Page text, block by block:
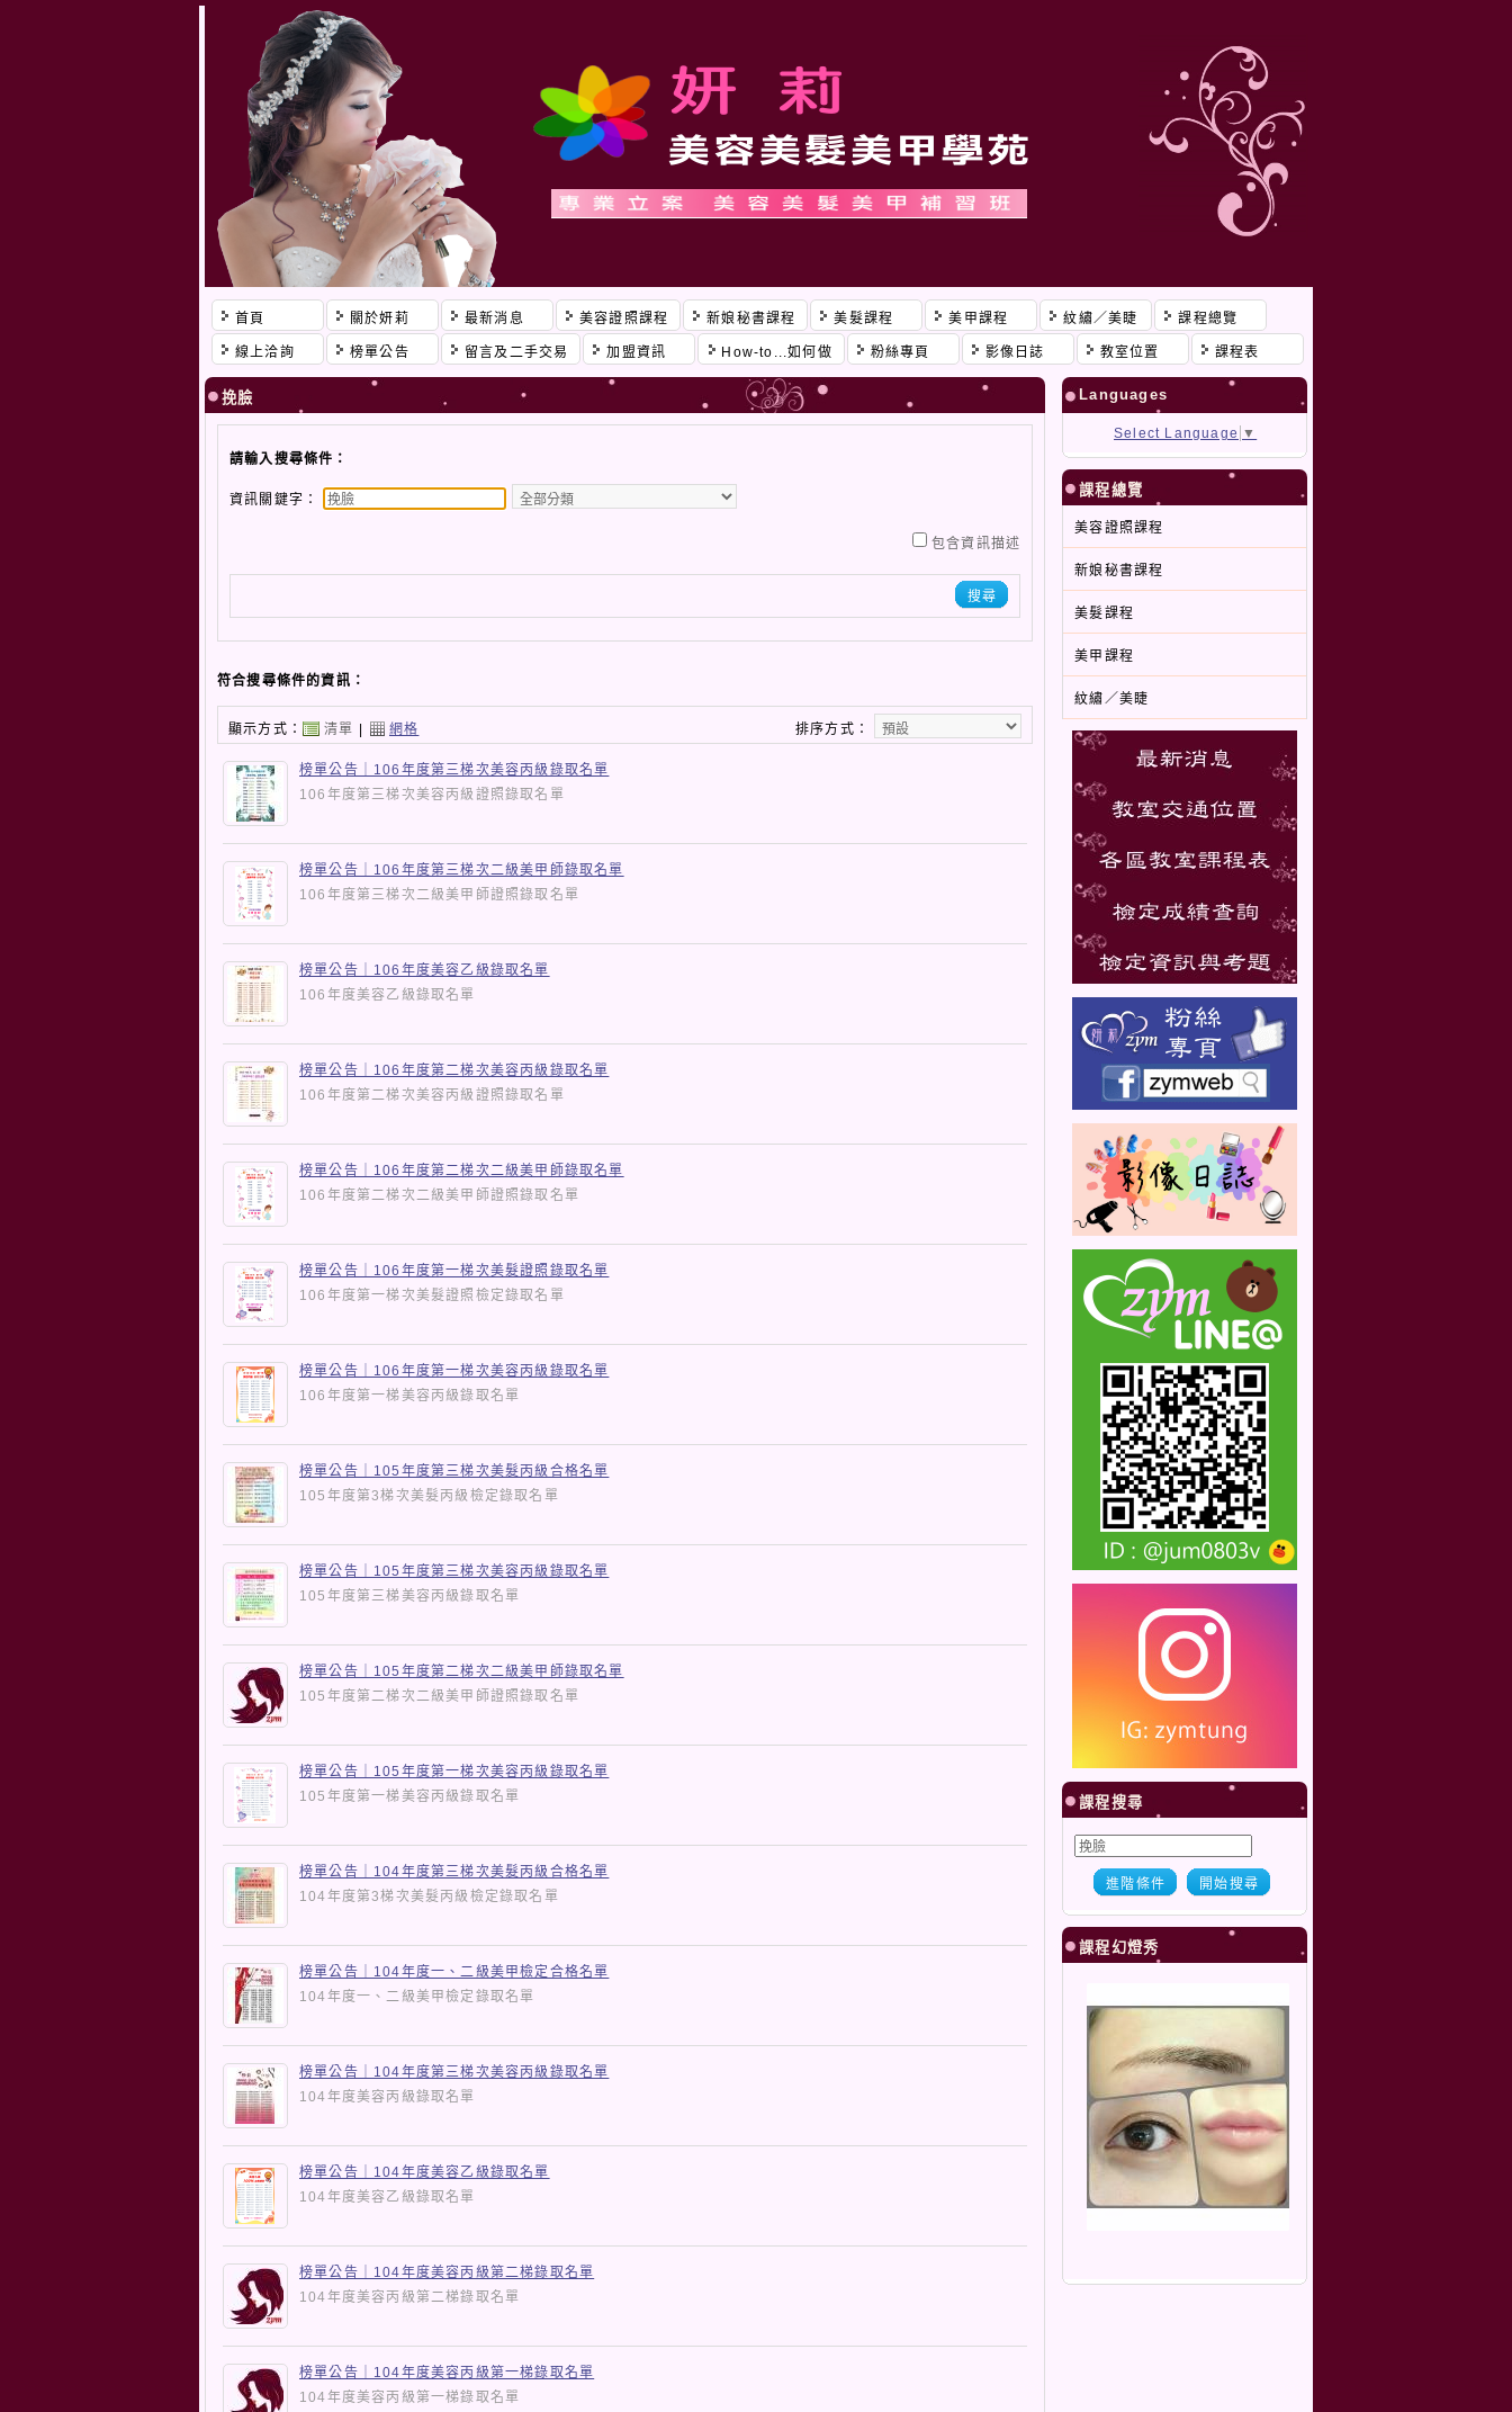
首頁 關於妍莉 最新消息 美容證照課程 新娘秘書課程 美髮課程 美甲課程 紋繡／美睫 課程總覽
線上洽詢 榜單公告 留言及二手交易 加盟資訊 How-to...如何做 粉絲專頁 影像日誌 教室位置 課程表
Languages
Select Language ▼
課程總覽
美容證照課程
新娘秘書課程
美髮課程
美甲課程
紋繡／美睫
課程搜尋
進階條件 開始搜尋
課程幻燈秀
挽臉
請輸入搜尋條件：
資訊關鍵字：
包含資訊描述
搜尋
符合搜尋條件的資訊：
顯示方式： 清單 | 網格 排序方式：
榜單公告｜106年度第三梯次美容丙級錄取名單
106年度第三梯次美容丙級證照錄取名單
榜單公告｜106年度第三梯次二級美甲師錄取名單
106年度第三梯次二級美甲師證照錄取名單
榜單公告｜106年度美容乙級錄取名單
106年度美容乙級錄取名單
榜單公告｜106年度第二梯次美容丙級錄取名單
106年度第二梯次美容丙級證照錄取名單
榜單公告｜106年度第二梯次二級美甲師錄取名單
106年度第二梯次二級美甲師證照錄取名單
榜單公告｜106年度第一梯次美髮證照錄取名單
106年度第一梯次美髮證照檢定錄取名單
榜單公告｜106年度第一梯次美容丙級錄取名單
106年度第一梯美容丙級錄取名單
榜單公告｜105年度第三梯次美髮丙級合格名單
105年度第3梯次美髮丙級檢定錄取名單
榜單公告｜105年度第三梯次美容丙級錄取名單
105年度第三梯美容丙級錄取名單
榜單公告｜105年度第二梯次二級美甲師錄取名單
105年度第二梯次二級美甲師證照錄取名單
榜單公告｜105年度第一梯次美容丙級錄取名單
105年度第一梯美容丙級錄取名單
榜單公告｜104年度第三梯次美髮丙級合格名單
104年度第3梯次美髮丙級檢定錄取名單
榜單公告｜104年度一、二級美甲檢定合格名單
104年度一、二級美甲檢定錄取名單
榜單公告｜104年度第三梯次美容丙級錄取名單
104年度美容丙級錄取名單
榜單公告｜104年度美容乙級錄取名單
104年度美容乙級錄取名單
榜單公告｜104年度美容丙級第二梯錄取名單
104年度美容丙級第二梯錄取名單
榜單公告｜104年度美容丙級第一梯錄取名單
104年度美容丙級第一梯錄取名單